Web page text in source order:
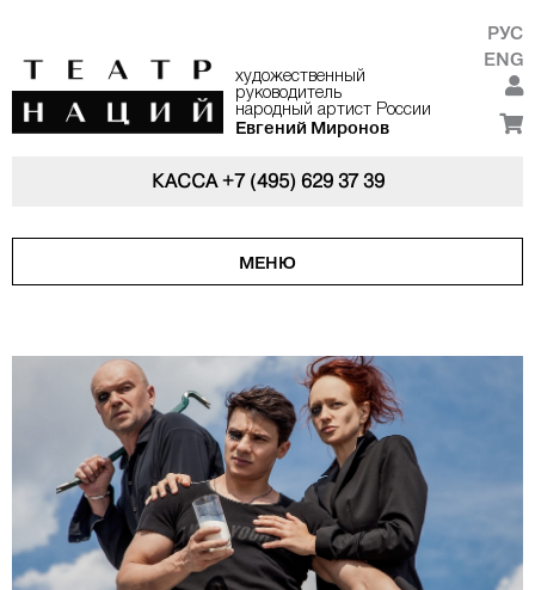
художественный
руководитель
народный артист России
Евгений Миронов
РУС
ENG
КАССА+7 (495) 629 37 39
МЕНЮ